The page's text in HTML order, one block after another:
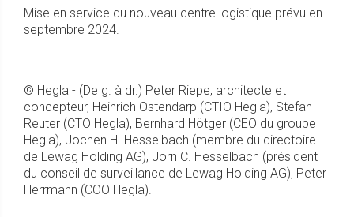
Mise en service du nouveau centre logistique prévu en
septembre 2024.
© Hegla - (De g. à dr.) Peter Riepe, architecte et
concepteur, Heinrich Ostendarp (CTIO Hegla), Stefan
Reuter (CTO Hegla), Bernhard Hötger (CEO du groupe
Hegla), Jochen H. Hesselbach (membre du directoire
de Lewag Holding AG), Jörn C. Hesselbach (président
du conseil de surveillance de Lewag Holding AG), Peter
Herrmann (COO Hegla).